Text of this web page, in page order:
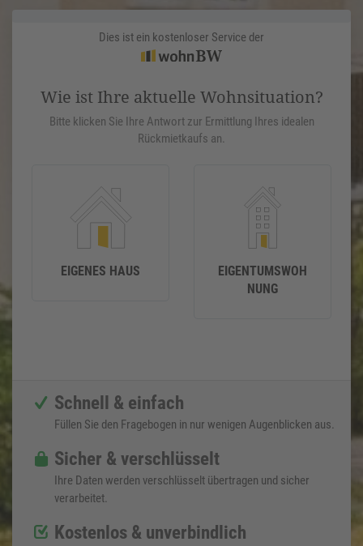
Dies ist ein kostenloser Service der
Wie ist Ihre aktuelle Wohnsituation?
Bitte klicken Sie Ihre Antwort zur Ermittlung Ihres idealen
Rückmietkaufs an.
EIGENES HAUS
EIGENTUMSWOH
NUNG
Schnell & einfach
Füllen Sie den Fragebogen in nur wenigen Augenblicken aus.
Sicher & verschlüsselt
Ihre Daten werden verschlüsselt übertragen und sicher
verarbeitet.
Kostenlos & unverbindlich